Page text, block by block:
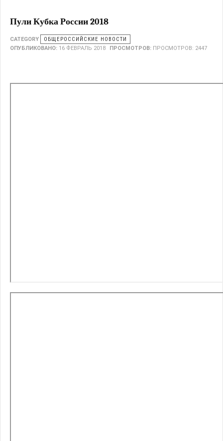
Пули Кубка России 2018
CATEGORY
ОБЩЕРОССИЙСКИЕ НОВОСТИ
ОПУБЛИКОВАНО: 16 ФЕВРАЛЬ 2018 ПРОСМОТРОВ: ПРОСМОТРОВ: 2447